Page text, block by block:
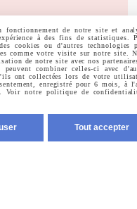
de notre site et
à des fins de statistiques.
cookies ou d'autres technologies
comme votre visite sur notre site.
de notre site avec nos
combiner celles-ci avec
ont collectées lors de votre
enregistré pour 6 mois, à
Voir notre politique de
Tout accepter